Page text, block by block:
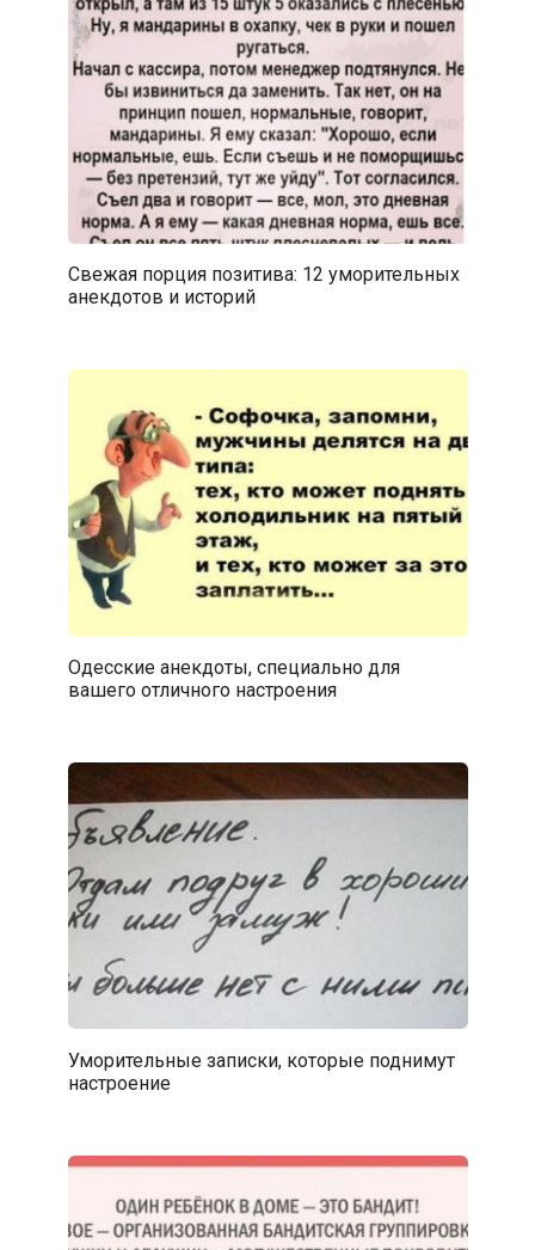
Свежая порция позитива: 12 уморительных
анекдотов и историй
Одесские анекдоты, специально для
вашего отличного настроения
Уморительные записки, которые поднимут
настроение